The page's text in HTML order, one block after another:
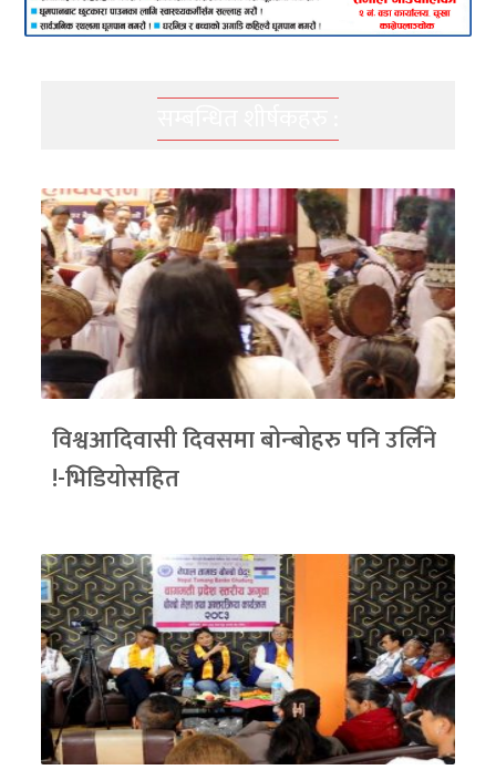
विश्वआदिवासी दिवसमा बोन्बोहरु पनि उर्लिने
!-भिडियोसहित